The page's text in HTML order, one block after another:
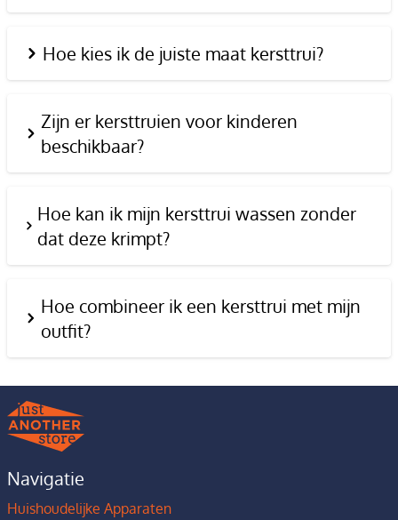
Hoe kies ik de juiste maat kersttrui?
Zijn er kersttruien voor kinderen
beschikbaar?
Hoe kan ik mijn kersttrui wassen zonder
dat deze krimpt?
Hoe combineer ik een kersttrui met mijn
outfit?
Navigatie
Huishoudelijke Apparaten